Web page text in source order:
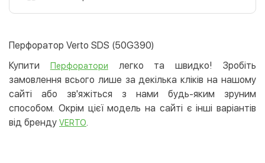
LiqPay
Apple Pay
Google Pay
Безготівковий розрахунок
Оплата на карту юр.особи
Безкоштовно
Перфоратор Verto SDS (50G390)
Купити
Перфоратори
легко та швидко! Зробіть
замовлення всього лише за декілька кліків на нашому
сайті або зв'яжіться з нами будь-яким зруним
способом. Окрім цієї модель на сайті є інші варіантів
від бренду VERTO.